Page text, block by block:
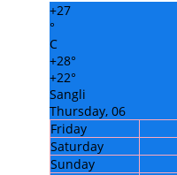
+27
°
C
+28°
+22°
Sangli
Thursday, 06
Friday
Saturday
Sunday